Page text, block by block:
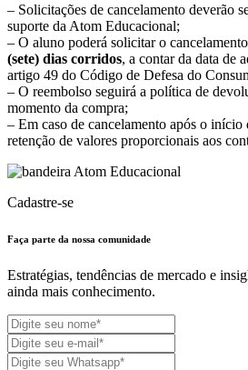
– Solicitações de cancelamento deverão
suporte da Atom Educacional;
– O aluno poderá solicitar o
(sete) dias corridos, a contar da data de
artigo 49 do Código de Defesa do
– O reembolso seguirá a política de
momento da compra;
– Em caso de cancelamento após o início
retenção de valores proporcionais aos
Cadastre-se
Faça parte da nossa comunidade
Estratégias, tendências de mercado e
ainda mais conhecimento.